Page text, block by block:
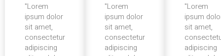
"Lorem
ipsum dolor
sit amet,
consectetur
adipiscing
"Lorem
ipsum dolor
sit amet,
consectetur
adipiscing
"Lorem
ipsum
sit amet,
adipiscing